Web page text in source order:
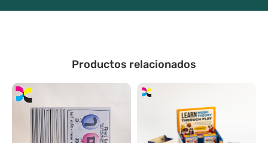
Productos relacionados